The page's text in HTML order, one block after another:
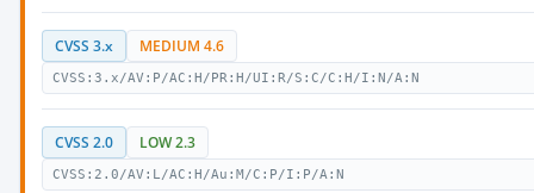
CVSS 3.x MEDIUM 4.6
CVSS:3.x/AV:P/AC:H/PR:H/UI:R/S:C/C:H/I:N/A:N
CVSS 2.0 LOW 2.3
CVSS:2.0/AV:L/AC:H/Au:M/C:P/I:P/A:N